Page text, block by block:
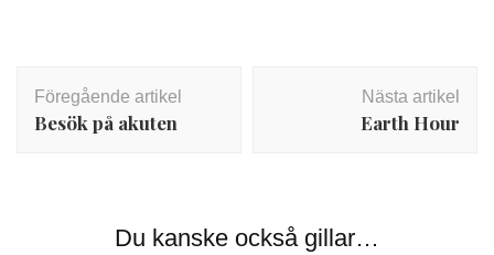
Föregående artikel
Besök på akuten
Nästa artikel
Earth Hour
Du kanske också gillar…